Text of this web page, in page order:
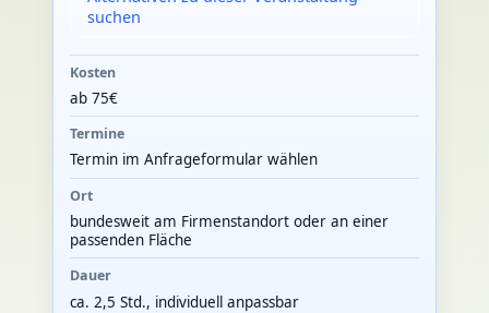
suchen
Kosten
ab 75€
Termine
Termin im Anfrageformular wählen
Ort
bundesweit am Firmenstandort oder an einer
passenden Fläche
Dauer
ca. 2,5 Std., individuell anpassbar